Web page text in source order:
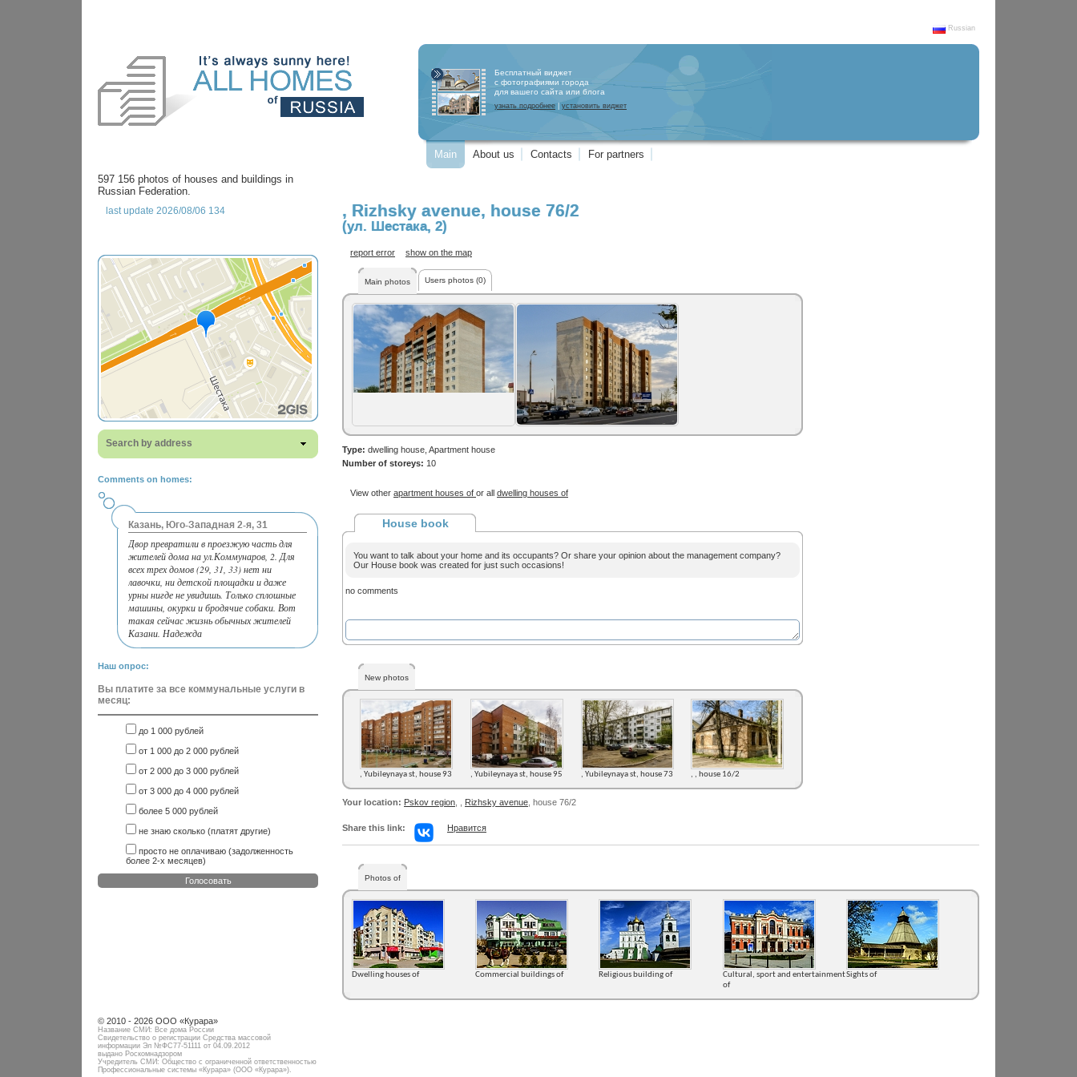
Russian
Бесплатный виджет
с фотографиями города
для вашего сайта или блога
узнать подробнее установить виджет
Main About us Contacts For partners
597 156 photos of houses and buildings in
Russian Federation.
last update 2026/08/06 134
Search by address
Comments on homes:
Казань, Юго-Западная 2-я, 31
Двор превратили в проезжую часть для
жителей дома на ул.Коммунаров, 2. Для
всех трех домов (29, 31, 33) нет ни
лавочки, ни детской площадки и даже
урны нигде не увидишь. Только сплошные
машины, окурки и бродячие собаки. Вот
такая сейчас жизнь обычных жителей
Казани. Надежда
Наш опрос:
Вы платите за все коммунальные услуги в
месяц:
до 1 000 рублей
от 1 000 до 2 000 рублей
от 2 000 до 3 000 рублей
от 3 000 до 4 000 рублей
более 5 000 рублей
не знаю сколько (платят другие)
просто не оплачиваю (задолженность
более 2-х месяцев)
Голосовать
, Rizhsky avenue, house 76/2
(ул. Шестака, 2)
report error show on the map
Main photos Users photos (0)
Type: dwelling house, Apartment house
Number of storeys: 10
View other apartment houses of or all dwelling houses of
House book
You want to talk about your home and its occupants? Or share your opinion about the management company?
Our House book was created for just such occasions!
no comments
New photos
, Yubileynaya st, house 93 , Yubileynaya st, house 95 , Yubileynaya st, house 73 , , house 16/2
Your location: Pskov region Rizhsky avenue , house 76/2
Share this link: Нравится
Photos of
Dwelling houses of Commercial buildings of Religious building of
Cultural, sport and entertainment
of
Sights of
© 2010 - 2026 ООО «Курара»
Название СМИ: Все дома России
Свидетельство о регистрации Средства массовой
информации Эл №ФC77-51111 от 04.09.2012
выдано Роскомнадзором
Учредитель СМИ: Общество с ограниченной ответственностью
Профессиональные системы «Курара» (ООО «Курара»).